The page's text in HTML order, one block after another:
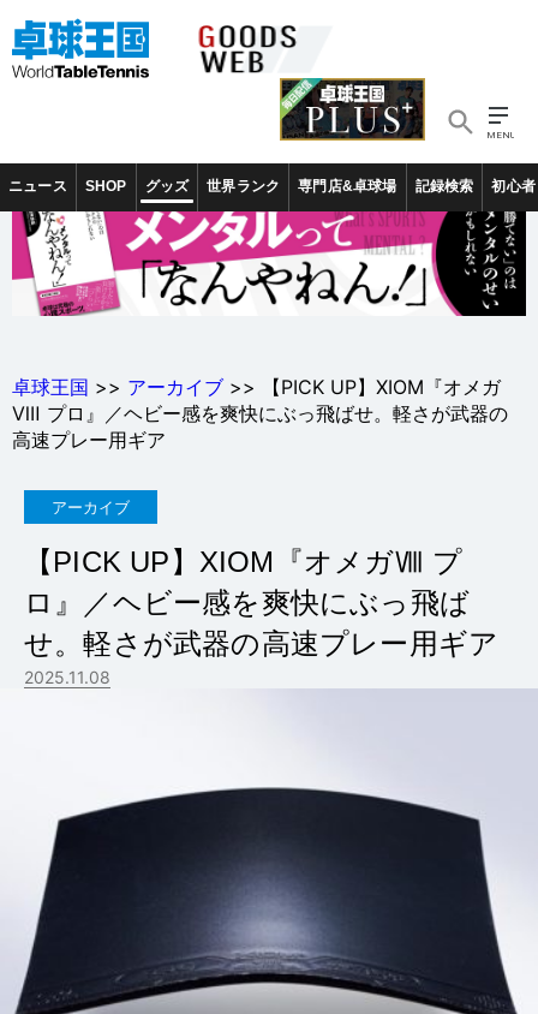
ニュース SHOP グッズ 世界ランク 専門店&卓球場 記録検索 初心者
卓球王国 >> アーカイブ >> 【PICK UP】XIOM『オメガ
Ⅷ プロ』／ヘビー感を爽快にぶっ飛ばせ。軽さが武器の
高速プレー用ギア
アーカイブ
【PICK UP】XIOM『オメガⅧ プ
ロ』／ヘビー感を爽快にぶっ飛ば
せ。軽さが武器の高速プレー用ギア
2025.11.08